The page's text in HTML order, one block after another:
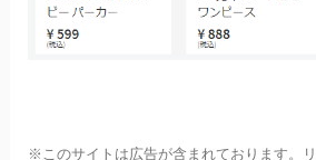
※このサイトは広告が含まれております。